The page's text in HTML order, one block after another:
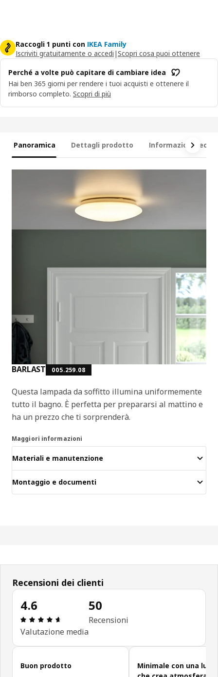
Raccogli 1 punti con IKEA Family
Iscriviti gratuitamente o accedi |Scopri cosa puoi ottenere
Perché a volte può capitare di cambiare idea
Hai ben 365 giorni per rendere i tuoi acquisti e ottenere il
rimborso completo. Scopri di più
Panoramica Dettagli prodotto Informazioni
BARLAST 005.259.08
Questa lampada da soffitto illumina uniformemente
tutto il bagno. È perfetta per prepararsi al mattino e
ha un prezzo che ti sorprenderà.
Maggiori informazioni
Materiali e manutenzione
Montaggio e documenti
Recensioni dei clienti
4.6
Recensione: 4.6 di 5 stelle. Recensioni totali: 50
Valutazione media
50
Recensioni
Salta le recensioni
Buon prodotto
Minimale con una luce